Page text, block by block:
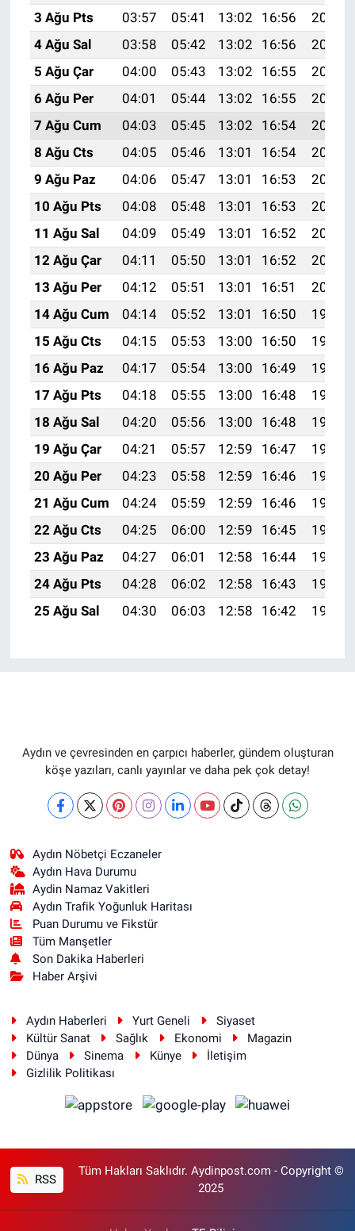
3 Ağu Pts
03:57 05:41 13:02 16:56
20:13
4 Ağu Sal
03:58 05:42 13:02 16:56
20:12
5 Ağu Çar
04:00 05:43 13:02 16:55
20:11
6 Ağu Per
04:01 05:44 13:02 16:55
20:10
7 Ağu Cum
04:03 05:45 13:02 16:54
20:08
8 Ağu Cts
04:05 05:46 13:01 16:54
20:07
9 Ağu Paz
04:06 05:47 13:01 16:53
20:06
10 Ağu Pts
04:08 05:48 13:01 16:53
20:05
11 Ağu Sal
04:09 05:49 13:01 16:52
20:03
12 Ağu Çar
04:11 05:50 13:01 16:52
20:02
13 Ağu Per
04:12 05:51 13:01 16:51
20:01
14 Ağu Cum
04:14 05:52 13:01 16:50
19:59
15 Ağu Cts
04:15 05:53 13:00 16:50
19:58
16 Ağu Paz
04:17 05:54 13:00 16:49
19:56
17 Ağu Pts
04:18 05:55 13:00 16:48
19:55
18 Ağu Sal
04:20 05:56 13:00 16:48
19:54
19 Ağu Çar
04:21 05:57 12:59 16:47
19:52
20 Ağu Per
04:23 05:58 12:59 16:46
19:51
21 Ağu Cum
04:24 05:59 12:59 16:46
19:49
22 Ağu Cts
04:25 06:00 12:59 16:45
19:48
23 Ağu Paz
04:27 06:01 12:58 16:44
19:46
24 Ağu Pts
04:28 06:02 12:58 16:43
19:45
25 Ağu Sal
04:30 06:03 12:58 16:42 19:43
Aydın ve çevresinden en çarpıcı haberler, gündem oluşturan
köşe yazıları, canlı yayınlar ve daha pek çok detay!
Aydın Nöbetçi Eczaneler
Aydın Hava Durumu
Aydin Namaz Vakitleri
Aydın Trafik Yoğunluk Haritası
Puan Durumu ve Fikstür
Tüm Manşetler
Son Dakika Haberleri
Haber Arşivi
Aydın Haberleri Yurt Geneli
Siyaset
Kültür Sanat
Sağlık Ekonomi
Magazin
Dünya
Sinema Künye
İletişim
Gizlilik Politikası
RSS
Tüm Hakları Saklıdır. Aydinpost.com - Copyright ©
2025